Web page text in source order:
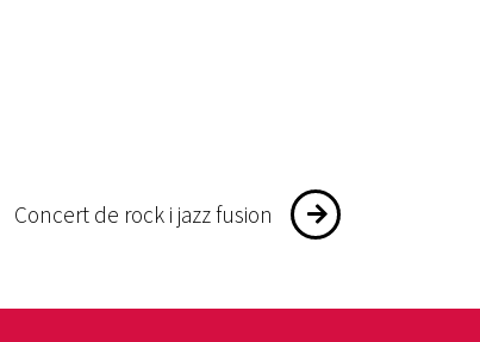
Concert de rock i jazz fusion